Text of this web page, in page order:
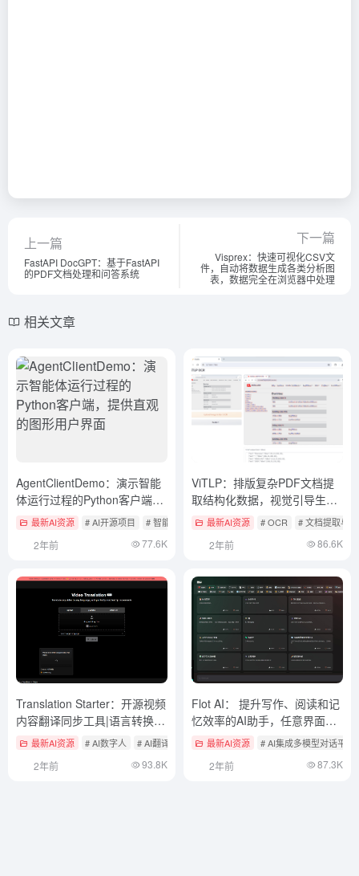
上一篇
FastAPI DocGPT：基于FastAPI
的PDF文档处理和问答系统
下一篇
Visprex：快速可视化CSV文
件，自动将数据生成各类分析图
表，数据完全在浏览器中处理
相关文章
AgentClientDemo：演示智能
体运行过程的Python客户端，
提供直观的图形用户界面
最新AI资源 # AI开源项目 # 智能体开发框架
2年前 77.6K
ViTLP：排版复杂PDF文档提
取结构化数据，视觉引导生成
文本布局预训练模型
最新AI资源 # OCR # 文档提取与
2年前 86.6K
Translation Starter：开源视频
内容翻译同步工具|语言转换|
唇形同步
最新AI资源 # AI数字人 # AI翻译
2年前 93.8K
Flot AI： 提升写作、阅读和记
忆效率的AI助手，任意界面选
中内容唤起工具
最新AI资源 # AI集成多模型对话平台
2年前 87.3K